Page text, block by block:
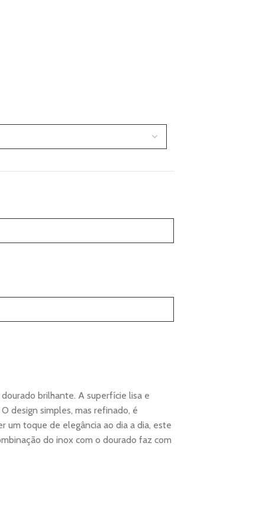
brilhante. A superfície lisa e
design simples, mas refinado, é
um toque de elegância ao dia a dia, este
do inox com o dourado faz com